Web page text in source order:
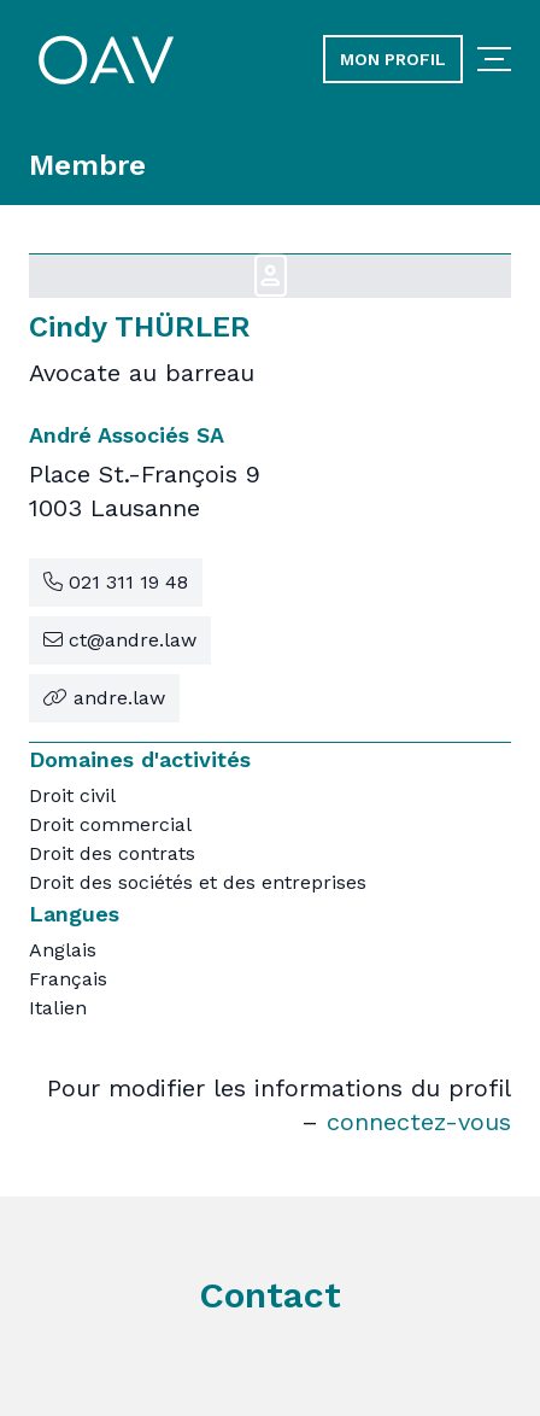
MON PROFIL
Membre
Cindy THÜRLER
Avocate au barreau
André Associés SA
Place St.-François 9
1003 Lausanne
021 311 19 48
ct@andre.law
andre.law
Domaines d'activités
Droit civil
Droit commercial
Droit des contrats
Droit des sociétés et des entreprises
Langues
Anglais
Français
Italien
Pour modifier les informations du profil
– connectez-vous
Contact